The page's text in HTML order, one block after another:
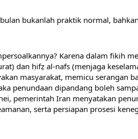
bukanlah praktik normal,
Karena dalam fikih
dan ḥifẓ al-nafs (menjaga
masyarakat, memicu serangan
penundaan dipandang boleh
pemerintah Iran menyatakan
serta persiapan prosesi